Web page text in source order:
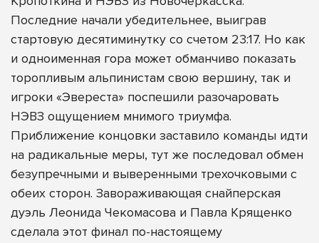
Последние начали убедительнее, выиграв
стартовую десятиминутку со счетом 23:17. Но как
и одноименная гора может обманчиво показать
торопливым альпинистам свою вершину, так и
игроки «Эвереста» поспешили разочаровать
НЭВЗ ощущением мнимого триумфа.
Приближение концовки заставило команды идти
на радикальные меры, тут же последовал обмен
безупречными и выверенными трехочковыми с
обеих сторон. Завораживающая снайперская
дуэль Леонида Чекомасова и Павла Крященко
сделала этот финал по-настоящему